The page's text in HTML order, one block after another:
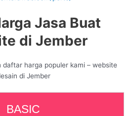
Jasa Buat
di Jember
daftar harga populer kami – website
di Jember
BASIC